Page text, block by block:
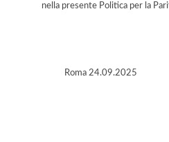
nella presente Politica per la
La
Roma 24.09.2025